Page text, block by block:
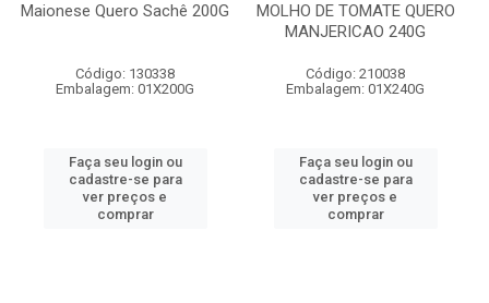
Maionese Quero Sachê 200G
Código: 130338
Embalagem: 01X200G
Faça seu login ou
cadastre-se para
ver preços e
comprar
MOLHO DE TOMATE QUERO
MANJERICAO 240G
Código: 210038
Embalagem: 01X240G
Faça seu login ou
cadastre-se para
ver preços e
comprar